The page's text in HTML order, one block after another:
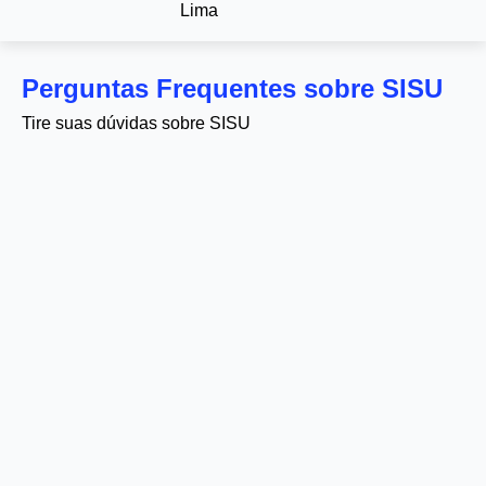
Lima
Perguntas Frequentes sobre SISU
Tire suas dúvidas sobre SISU